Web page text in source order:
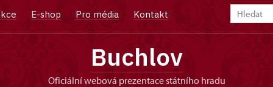
E-shop Pro média Kontakt
Buchlov
oficiální webová prezentace státního hradu